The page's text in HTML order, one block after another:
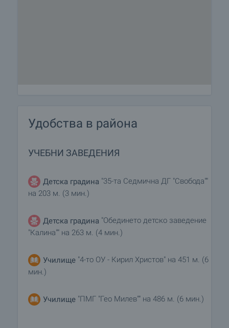
Удобства в района
УЧЕБНИ ЗАВЕДЕНИЯ
Детска градина "35-та Седмична ДГ "Свобода""
на 203 м. (3 мин.)
Детска градина "Обединето детско заведение
"Калина"" на 263 м. (4 мин.)
Училище "4-то ОУ - Кирил Христов" на 451 м. (6
мин.)
Училище "ПМГ "Гео Милев"" на 486 м. (6 мин.)